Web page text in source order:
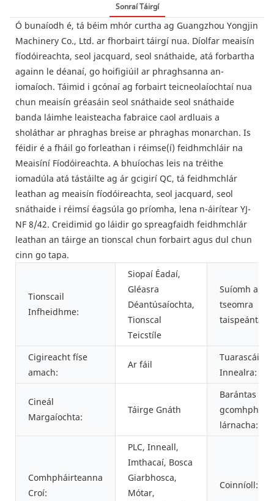
Sonraí Táirgí
Ó bunaíodh é, tá béim mhór curtha ag Guangzhou Yongjin
Machinery Co., Ltd. ar fhorbairt táirgí nua. Díolfar meaisín
fíodóireachta, seol jacquard, seol snáthaide, atá forbartha
againn le déanaí, go hoifigiúil ar phraghsanna an-
iomaíoch. Táimid i gcónaí ag forbairt teicneolaíochtaí nua
chun meaisín gréasáin seol snáthaide seol snáthaide
banda láimhe leaisteacha fabraice caol ardluais a
sholáthar ar phraghas breise ar phraghas monarchan. Is
féidir é a fháil go forleathan i réimse(í) feidhmchláir na
Meaisíní Fíodóireachta. A bhuíochas leis na tréithe
iomadúla atá tástáilte ag ár gcigirí QC, tá feidhmchlár
leathan ag meaisín fíodóireachta, seol jacquard, seol
snáthaide i réimsí éagsúla go príomha, lena n-áirítear YJ-
NF 8/42. Creidimid go láidir go spreagfaidh feidhmchlár
leathan an táirge an tionscal chun forbairt agus dul chun
cinn go tapa.
Tionscail
Infheidhme:
Siopaí Éadaí,
Gléasra
Déantúsaíochta,
Tionscal
Teicstíle
Suíomh an
tseomra
taispeántais:
Cigireacht físe
amach:
Ar fáil
Tuarascáil
Innealra:
Cineál
Margaíochta:
Táirge Gnáth
Barántas na
lárnacha:
Comhpháirteanna
Croí:
PLC, Inneall,
Imthacaí, Bosca
Giarbhosca,
Mótar,
Coinníoll: